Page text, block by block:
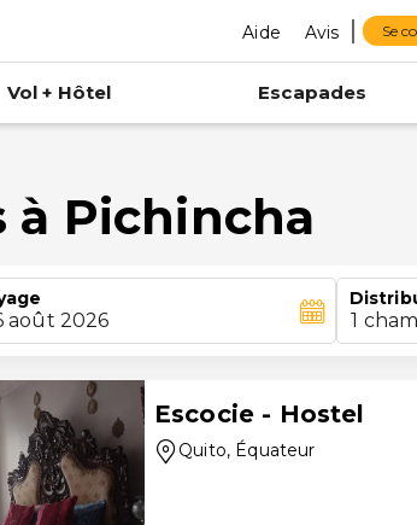
Aide Avis Se
Vol + Hôtel Escapades
Pichincha
août 2026 1
Escocie - Hostel
Quito, Équateur